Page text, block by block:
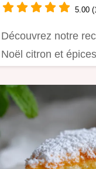
5.00
Découvrez notre
Noël citron et